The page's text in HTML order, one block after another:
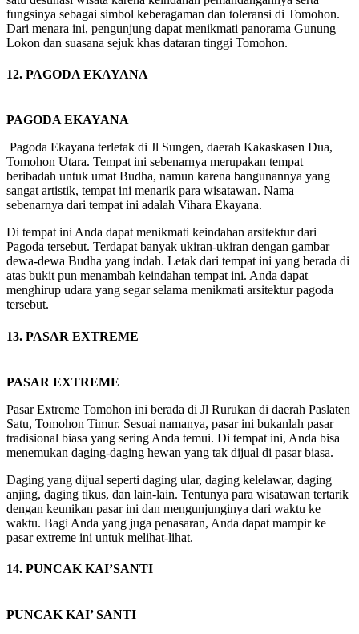
fungsinya sebagai simbol keberagaman dan toleransi di Tomohon.
Dari menara ini, pengunjung dapat menikmati panorama Gunung
Lokon dan suasana sejuk khas dataran tinggi Tomohon.
12. PAGODA EKAYANA
PAGODA EKAYANA
Pagoda Ekayana terletak di Jl Sungen, daerah Kakaskasen Dua,
Tomohon Utara. Tempat ini sebenarnya merupakan tempat
beribadah untuk umat Budha, namun karena bangunannya yang
sangat artistik, tempat ini menarik para wisatawan. Nama
sebenarnya dari tempat ini adalah Vihara Ekayana.
Di tempat ini Anda dapat menikmati keindahan arsitektur dari
Pagoda tersebut. Terdapat banyak ukiran-ukiran dengan gambar
dewa-dewa Budha yang indah. Letak dari tempat ini yang berada di
atas bukit pun menambah keindahan tempat ini. Anda dapat
menghirup udara yang segar selama menikmati arsitektur pagoda
tersebut.
13. PASAR EXTREME
PASAR EXTREME
Pasar Extreme Tomohon ini berada di Jl Rurukan di daerah Paslaten
Satu, Tomohon Timur. Sesuai namanya, pasar ini bukanlah pasar
tradisional biasa yang sering Anda temui. Di tempat ini, Anda bisa
menemukan daging-daging hewan yang tak dijual di pasar biasa.
Daging yang dijual seperti daging ular, daging kelelawar, daging
anjing, daging tikus, dan lain-lain. Tentunya para wisatawan tertarik
dengan keunikan pasar ini dan mengunjunginya dari waktu ke
waktu. Bagi Anda yang juga penasaran, Anda dapat mampir ke
pasar extreme ini untuk melihat-lihat.
14. PUNCAK KAI’SANTI
PUNCAK KAI’ SANTI